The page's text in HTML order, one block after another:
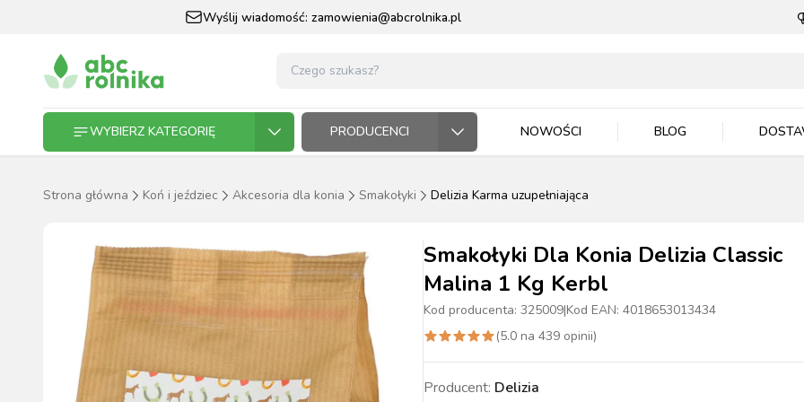
Wyślij wiadomość: zamowienia@abcrolnika.pl
WYBIERZ KATEGORIĘ
RĘKAWICE ROBOCZE
ZWIERZĘTA DOMOWE
KOŃ I JEŹDZIEC
APTECZKA
PRODUCENCI NOWOŚCI BLOG
Strona główna Koń i jeździec Akcesoria dla konia Smakołyki Delizia Karma uzupełniająca
Smakołyki Dla Konia Delizia Classic
Malina 1 Kg Kerbl
Kod producenta: 325009|Kod EAN: 4018653013434
(5.0 na 439 opinii)
Producent: Delizia